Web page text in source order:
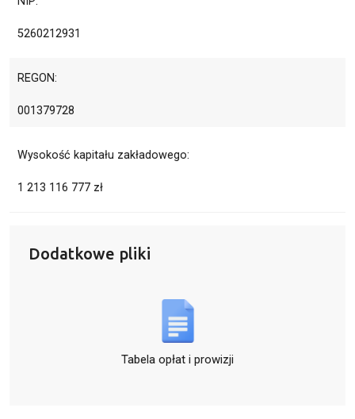
5260212931
REGON:
001379728
Wysokość kapitału zakładowego:
1 213 116 777 zł
Dodatkowe pliki
Tabela opłat i prowizji